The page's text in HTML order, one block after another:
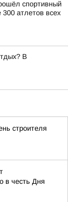
спортивный
атлетов всех
В
строителя
в честь Дня